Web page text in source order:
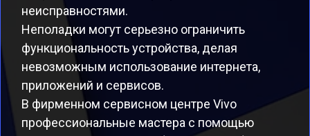
неисправностями.
Неполадки могут серьезно ограничить
функциональность устройства, делая
невозможным использование интернета,
приложений и сервисов.
В фирменном сервисном центре Vivo
профессиональные мастера с помощью